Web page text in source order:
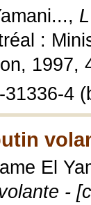
:
1997,
4
El
-